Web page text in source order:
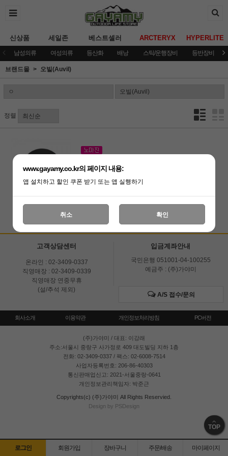
신상품 세일존 베스트셀러 ARCTERYX HYPERLITE
남성의류 여성의류 등산화 배낭 스틱/운행장비 등반장비
브랜드몰 오빌(Auvil)
정렬
25,200원
고객상담센터
온라인 : 02-3409-0337
직영매장 : 02-3409-0339
직영매장 연중무휴
(설/추석 제외)
입금계좌안내
국민은행 051001-04-100255
예금주 : (주)가야미
A/S 접수/문의
회사소개 이용약관 개인정보처리방침 PC버전
(주)가야미 / 대표: 이강래
주소:서울시 중랑구 사가정로 409 대도빌딩 지하 1층
전화: 02-3409-0337 / 팩스: 02-6008-7514
사업자등록번호: 206-86-40303
통신판매업신고: 2021-서울중랑-0641
개인정보관리책임자: 박준근
Copyrights(c) (주)가야미 All Rights Reservied.
Design by PSDesign
TOP
로그인 회원가입 장바구니 주문/배송 마이페이지
www.gayamy.co.kr의 페이지 내용:
앱 설치하고 할인 쿠폰 받기 또는 앱 실행하기
취소 확인